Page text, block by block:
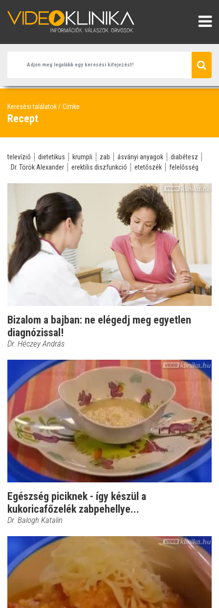
Keresési találatok Cimke
Recept
televízió dietetikus krumpli zab ásványi anyagok
diabétesz
Dr. Török Alexander
erektilis diszfunkció etetőszék felelősség
Bizalom a bajban: ne elégedj meg egyetlen
diagnózissal!
Dr. Héczey András
Egészség piciknek - így készül a
kukoricafőzelék zabpehellye...
Dr. Balogh Katalin